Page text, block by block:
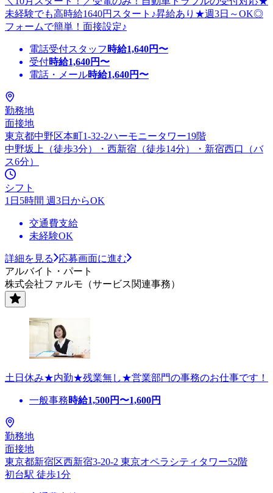
未経験でも高時給1640円スタート♪昇給あり★週3日～OK◎
フォームで簡単！面接設定♪
電話受付スタッフ 時給1,640円〜
受付時給1,640円〜
電話・メール時給1,640円〜
勤務地
面接地
東京都中野区本町1-32-2ハーモニータワー19階
中野坂上（徒歩3分）・西新宿（徒歩14分）・新宿西口（バ
ス6分）
シフト
1日5時間 週3日からOK
交通費支給
未経験OK
詳細を見る
応募画面に進む
アルバイト・パート
株式会社ファルモ（サービス関連事務）
土日休み★内勤★残業無し★営業部門の事務のお仕事です！
一般事務時給1,500円〜1,600円
勤務地
面接地
東京都新宿区西新宿3-20-2 東京オペラシティタワー52階
初台駅 徒歩1分